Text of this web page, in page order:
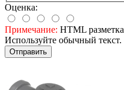
Оценка:
Примечание: HTML
Используйте обычный текст.
Отправить